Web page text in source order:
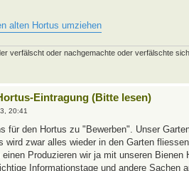
alten Hortus umziehen
verfälscht oder nachgemachte oder verfälschte
Eintragung (Bitte lesen)
20:41
für den Hortus zu "Bewerben". Unser
wird zwar alles wieder in den Garten
Produzieren wir ja mit unseren
Informationstage und andere Sachen